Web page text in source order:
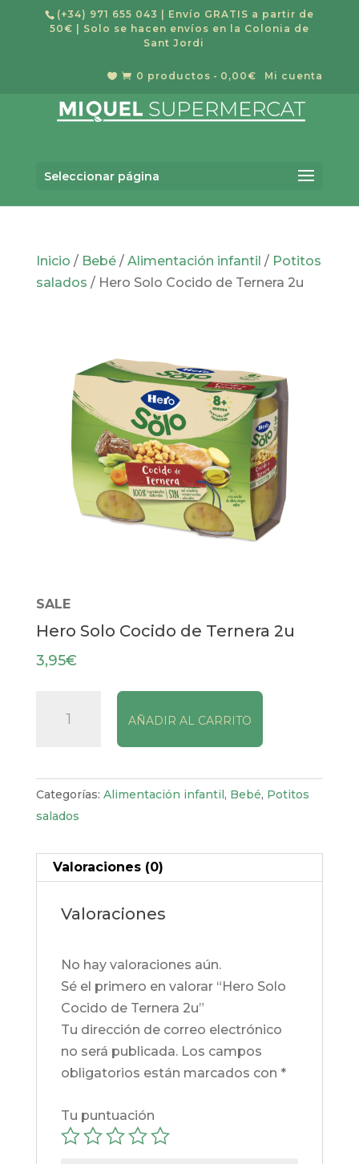
(+34) 971 655 043
| Envío GRATIS a partir de
50€ | Solo se hacen envíos en la Colonia de
Sant Jordi
Mi cuenta
  0 productos 0,00€
Seleccionar página
Inicio / Bebé/ Alimentación infantil / Potitos
salados / Hero Solo Cocido de Ternera 2u
SALE
Hero Solo Cocido de Ternera 2u
3,95€
Ternera
2u
AÑADIR AL CARRITO
Categorías: Alimentación infantil , Bebé, Potitos
salados
Valoraciones (0)
Valoraciones
No hay valoraciones aún.
Sé el primero en valorar “Hero Solo
Cocido de Ternera 2u”
Tu dirección de correo electrónico
no será publicada. Los campos
obligatorios están marcados con *
Tu puntuación